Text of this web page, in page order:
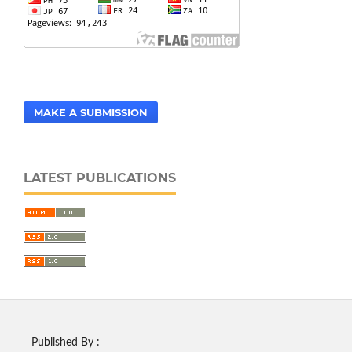
MAKE A SUBMISSION
LATEST PUBLICATIONS
Published By :